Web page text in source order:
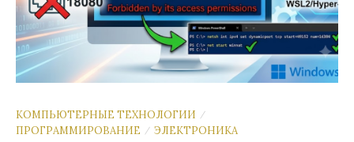
КОМПЬЮТЕРНЫЕ ТЕХНОЛОГИИ /
ПРОГРАММИРОВАНИЕ / ЭЛЕКТРОНИКА